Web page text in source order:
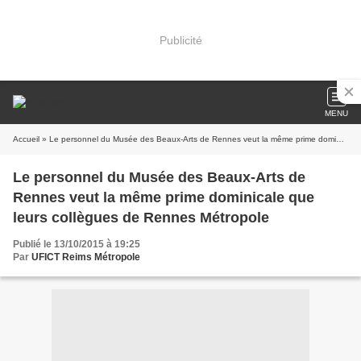
Publicité
MENU
Accueil » Le personnel du Musée des Beaux-Arts de Rennes veut la même prime dominicale que leurs collègues de Rennes Métropole
Le personnel du Musée des Beaux-Arts de
Rennes veut la même prime dominicale que
leurs collègues de Rennes Métropole
Publié le 13/10/2015 à 19:25
Par UFICT Reims Métropole